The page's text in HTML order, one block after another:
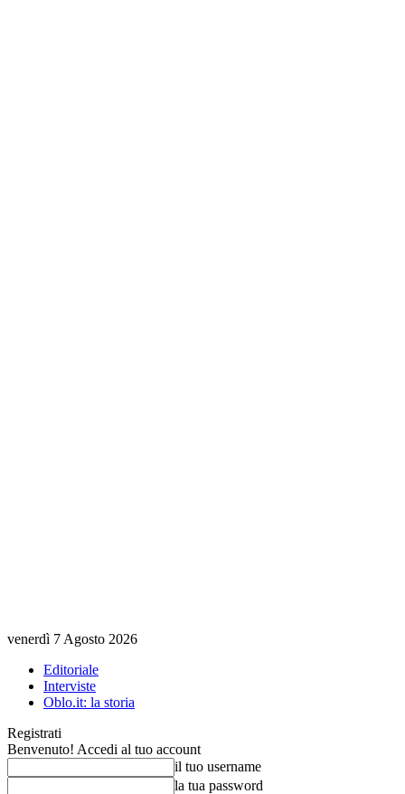
venerdì 7 Agosto 2026
Editoriale
Interviste
Oblo.it: la storia
Registrati
Benvenuto! Accedi al tuo account
il tuo username
la tua password